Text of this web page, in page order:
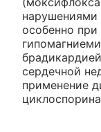
нарушениями
особенно
сердечной
применение